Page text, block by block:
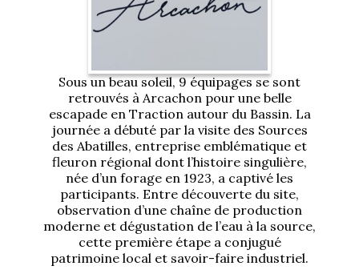
Sous un beau soleil, 9 équipages se sont
retrouvés à Arcachon pour une belle
escapade en Traction autour du Bassin. La
journée a débuté par la visite des Sources
des Abatilles, entreprise emblématique et
fleuron régional dont l’histoire singulière,
née d’un forage en 1923, a captivé les
participants. Entre découverte du site,
observation d’une chaîne de production
moderne et dégustation de l’eau à la source,
cette première étape a conjugué
patrimoine local et savoir-faire industriel.